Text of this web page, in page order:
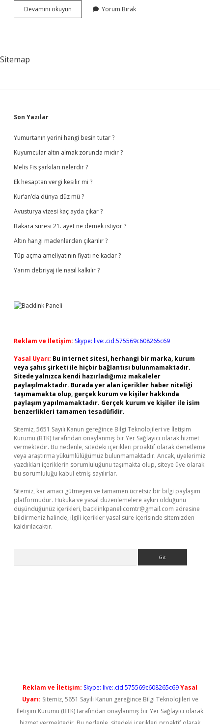
Devamını okuyun Fiksatör
Kas
Yorum Bırak
Sitemap
Sidebar
Son Yazılar
Yumurtanın yerini hangi besin tutar ?
Kuyumcular altın almak zorunda mıdır ?
Melis Fis şarkıları nelerdir ?
Ek hesaptan vergi kesilir mi ?
Kur’an’da dünya düz mü ?
Avusturya vizesi kaç ayda çıkar ?
Bakara suresi 21. ayet ne demek istiyor ?
Altın hangi madenlerden çıkarılır ?
Tüp açma ameliyatının fiyatı ne kadar ?
Yarım debriyaj ile nasıl kalkılır ?
Reklam ve İletişim: Skype: live:.cid.575569c608265c69
Yasal Uyarı: Bu internet sitesi, herhangi bir marka, kurum
veya şahıs şirketi ile hiçbir bağlantısı bulunmamaktadır.
Sitede yalnızca kendi hazırladığımız makaleler
paylaşılmaktadır. Burada yer alan içerikler haber niteliği
taşımamakta olup, gerçek kurum ve kişiler hakkında
paylaşım yapılmamaktadır. Gerçek kurum ve kişiler ile isim
benzerlikleri tamamen tesadüfidir.
Sitemiz, 5651 Sayılı Kanun gereğince Bilgi Teknolojileri ve İletişim
Kurumu (BTK) tarafından onaylanmış bir Yer Sağlayıcı olarak hizmet
vermektedir. Bu nedenle, sitedeki içerikleri proaktif olarak denetleme
veya araştırma yükümlülüğümüz bulunmamaktadır. Ancak, üyelerimiz
yazdıkları içeriklerin sorumluluğunu taşımakta olup, siteye üye olarak
bu sorumluluğu kabul etmiş sayılırlar.
Sitemiz, kar amacı gütmeyen ve tamamen ücretsiz bir bilgi paylaşım
platformudur. Hukuka ve yasal düzenlemelere aykırı olduğunu
düşündüğünüz içerikleri, backlinkpanelicomtr@gmail.com adresine
bildirmeniz halinde, ilgili içerikler yasal süre içerisinde sitemizden
kaldırılacaktır.
Reklam ve İletişim: Skype: live:.cid.575569c608265c69Yasal
Uyarı: Sitemiz, 5651 Sayılı Kanun gereğince Bilgi Teknolojileri ve
İletişim Kurumu (BTK) tarafından onaylanmış bir Yer Sağlayıcı olarak